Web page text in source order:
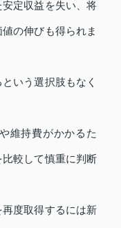
定収益を失い、将
の伸びも得られま
いう選択肢もなく
維持費がかかるた
較して慎重に判断
度取得するには新